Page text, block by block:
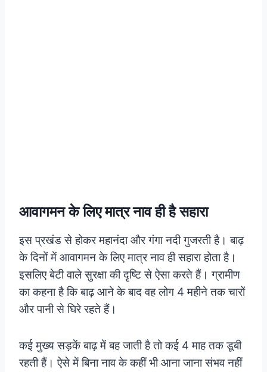
आवागमन के लिए मात्र नाव ही है सहारा
इस प्रखंड से होकर महानंदा और गंगा नदी गुजरती है। बाढ़
के दिनों में आवागमन के लिए मात्र नाव ही सहारा होता है।
इसलिए बेटी वाले सुरक्षा की दृष्टि से ऐसा करते हैं। ग्रामीण
का कहना है कि बाढ़ आने के बाद वह लोग 4 महीने तक चारों
और पानी से घिरे रहते हैं।
कई मुख्य सड़कें बाढ़ में बह जाती है तो कई 4 माह तक डूबी
रहती हैं। ऐसे में बिना नाव के कहीं भी आना जाना संभव नहीं